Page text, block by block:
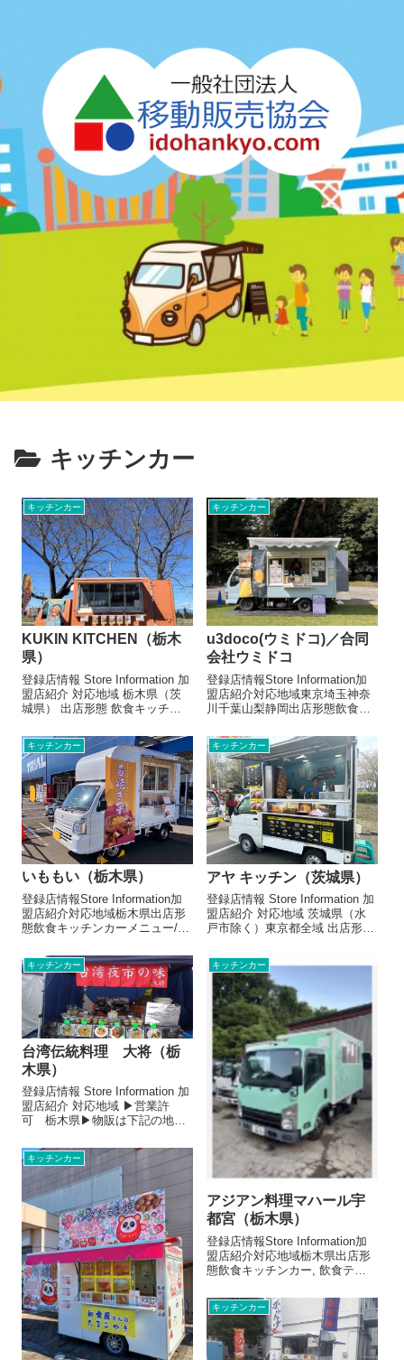
キッチンカー
キッチンカー
KUKIN KITCHEN（栃木
県）
登録店情報 Store Information 加
盟店紹介 対応地域 栃木県（茨
城県） 出店形態 飲食キッチン
（参考数値です） ロティサリー
チキン 1匹 2000円
...
キッチンカー
u3doco(ウミドコ)／合同
会社ウミドコ
登録店情報Store Information加
盟店紹介対応地域東京埼玉神奈
川千葉山梨静岡出店形態飲食キ
品目（参考数値です）サバサン
ド各種750円〜クラフトビール
各種700円〜じゃがいもとチー
ズのガレット500円...
キッチンカー
いももい（栃木県）
登録店情報Store Information加
盟店紹介対応地域栃木県出店形
態飲食キッチンカーメニュー/販
壺焼き芋 100g/¥200〜お店よ
り壺焼き芋専用の壺で、一つひ
とつ丁寧に時間をかけて焼き上
げ、ねっとりとし...
キッチンカー
アヤ キッチン（茨城県）
登録店情報 Store Information 加
盟店紹介 対応地域 茨城県（水
戸市除く）東京都全域 出店形態
メニュー/販売・取扱品目（参考
数値です） 適正価格の健康的な
新鮮たっぶり、バラエティーソ
ース入チ...
キッチンカー
台湾伝統料理 大将（栃
木県）
登録店情報 Store Information 加
盟店紹介 対応地域 ▶営業許
可 栃木県▶物販は下記の地域
馬県内 出店形態 飲食キッチン
カー, 飲食テント メニュー/販
売・取扱品目（参考数値です）
台湾まぜそば、...
キッチンカー
アジアン料理マハール宇
都宮（栃木県）
登録店情報Store Information加
盟店紹介対応地域栃木県出店形
態飲食キッチンカー, 飲食テン
考数値です）ナンORライスカレ
ー 700円ケバブ 600円タンド
リーチキン 500円サモサ 200
円ソーセ...
キッチンカー
キッチンカー